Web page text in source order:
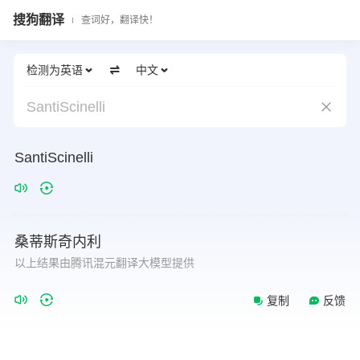
搜狗翻译 查词好，翻译快！
检测为英语 中文
SantiScinelli
SantiScinelli
桑蒂斯奇内利
以上结果由腾讯混元翻译大模型提供
复制 反馈